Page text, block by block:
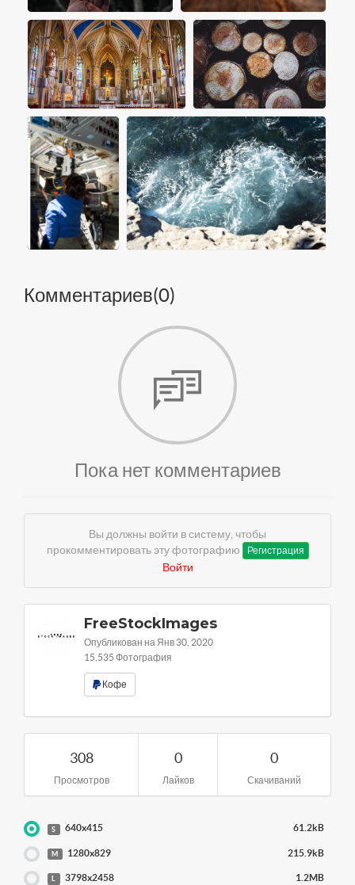
Комментариев(0)
Пока нет комментариев
Вы должны войти в систему, чтобы
прокомментировать эту фотографию
Регистрация
Войти
FreeStockImages
Опубликован на Янв 30, 2020
15,535 Фотография
Кофе
308
Просмотров
0
Лайков
0
Скачиваний
S 640x415 61.2kB
M 1280x829 215.9kB
L 3798x2458 1.2MB